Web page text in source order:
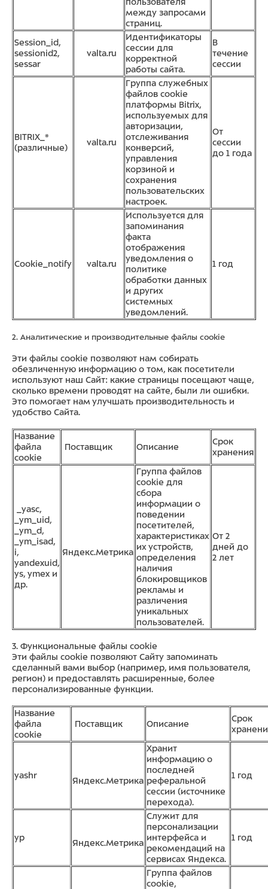
между запросами
страниц.
Session_id,
sessionid2,
sessar
valta.ru
Идентификаторы
сессии для
корректной
работы сайта.
В
течение
сессии
BITRIX_*
(различные)
valta.ru
Группа служебных
файлов cookie
платформы Bitrix,
используемых для
авторизации,
отслеживания
конверсий,
управления
корзиной и
сохранения
пользовательских
настроек.
От
сессии
до 1 года
Cookie_notify valta.ru
Используется для
запоминания
факта
отображения
уведомления о
политике
обработки данных
и других
системных
уведомлений.
1 год
2. Аналитические и производительные файлы cookie
Эти файлы cookie позволяют нам собирать
обезличенную информацию о том, как посетители
используют наш Сайт: какие страницы посещают чаще,
сколько времени проводят на сайте, были ли ошибки.
Это помогает нам улучшать производительность и
удобство Сайта.
Название
файла
cookie
Поставщик Описание
Срок
хранения
_yasc,
_ym_uid,
_ym_d,
_ym_isad,
i,
yandexuid,
ys, ymex и
др.
Яндекс.Метрика
Группа файлов
cookie для
сбора
информации о
поведении
посетителей,
характеристиках
их устройств,
определения
наличия
блокировщиков
рекламы и
различения
уникальных
пользователей.
От 2
дней до
2 лет
3. Функциональные файлы cookie
Эти файлы cookie позволяют Сайту запоминать
сделанный вами выбор (например, имя пользователя,
регион) и предоставлять расширенные, более
персонализированные функции.
Название
файла
cookie
Поставщик Описание
Срок
yashr
Яндекс.Метрика
Хранит
информацию о
последней
реферальной
сессии (источнике
перехода).
1 год
yp
Яндекс.Метрика
Служит для
персонализации
интерфейса и
рекомендаций на
сервисах Яндекса.
1 год
Группа файлов
cookie,